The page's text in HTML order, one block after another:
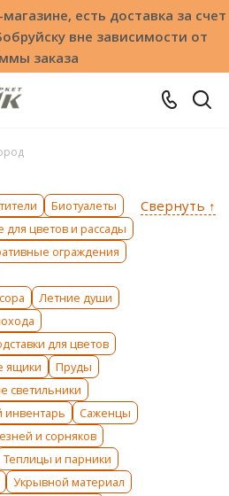
есть доставка за счет
вне зависимости от
заказа
Свернуть ↑
Биотуалеты
для цветов и рассады
ограждения
Летние души
для цветов
ящики
Пруды
светильники
инвентарь
Саженцы
и сорняков
Теплицы и парники
Укрывной материал